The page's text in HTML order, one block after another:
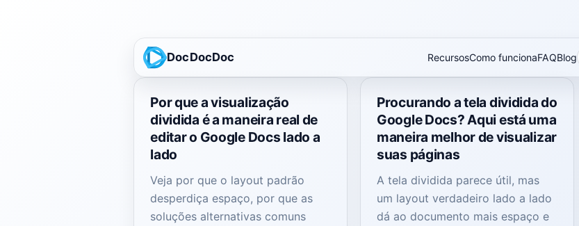
DocDocDoc RecursosComo funcionaFAQBlog
Por que a visualização
dividida é a maneira real de
editar o Google Docs lado a
lado
Veja por que o layout padrão
desperdiça espaço, por que as
soluções alternativas comuns
Procurando a tela dividida do
Google Docs? Aqui está uma
maneira melhor de visualizar
suas páginas
A tela dividida parece útil, mas
um layout verdadeiro lado a lado
dá ao documento mais espaço e